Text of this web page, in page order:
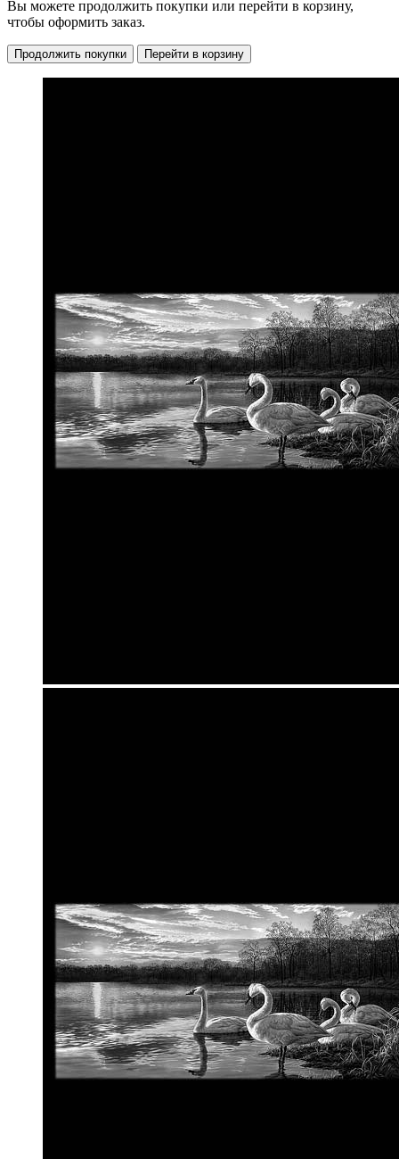
Вы можете продолжить покупки или перейти в корзину,
чтобы оформить заказ.
Продолжить покупки Перейти в корзину